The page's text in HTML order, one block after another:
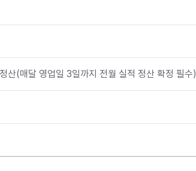
(매달 영업일 3일까지 전월 실적 정산 확정 필수)